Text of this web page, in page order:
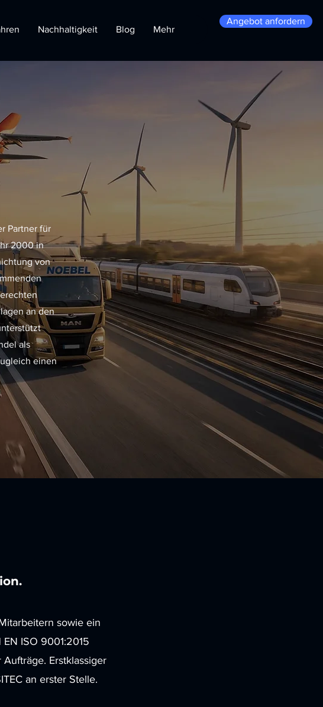
Nachhaltigkeit Blog Mehr
Angebot anfordern
Partner für
2000 in
von
an den
als
einen
sowie ein
ISO 9001:2015
Erstklassiger
an erster Stelle.